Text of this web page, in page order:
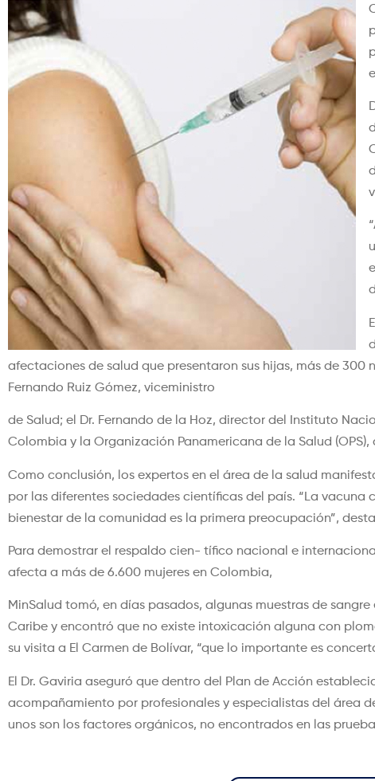
afectaciones de salud que presentaron sus hijas, más de 300
Fernando Ruiz Gómez, viceministro
de Salud; el Dr. Fernando de la Hoz, director del Instituto
Colombia y la Organización Panamericana de la Salud
Como conclusión, los expertos en el área de la salud
por las diferentes sociedades científicas del país. “La
bienestar de la comunidad es la primera preocupación”,
Para demostrar el respaldo cien- tífico nacional e
afecta a más de 6.600 mujeres en Colombia,
MinSalud tomó, en días pasados, algunas muestras de
Caribe y encontró que no existe intoxicación alguna con
su visita a El Carmen de Bolívar, “que lo importante es
El Dr. Gaviria aseguró que dentro del Plan de Acción
acompañamiento por profesionales y especialistas del área
unos son los factores orgánicos, no encontrados en las